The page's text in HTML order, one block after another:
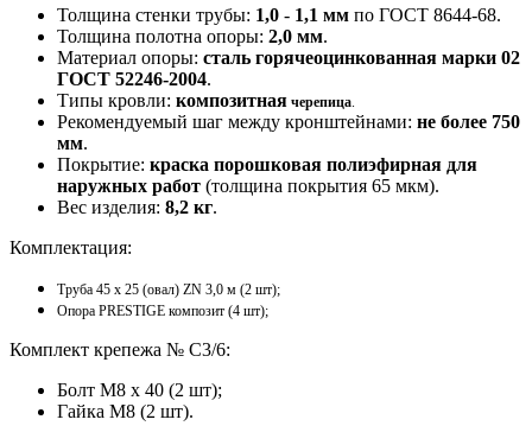
Толщина стенки трубы: 1,0 - 1,1 мм по ГОСТ 8644-68.
Толщина полотна опоры: 2,0 мм.
Материал опоры: сталь горячеоцинкованная марки 02
ГОСТ 52246-2004.
Типы кровли: композитная черепица.
Рекомендуемый шаг между кронштейнами: не более 750
мм.
Покрытие: краска порошковая полиэфирная для
наружных работ (толщина покрытия 65 мкм).
Вес изделия: 8,2 кг.
Комплектация:
Труба 45 x 25 (овал) ZN 3,0 м (2 шт);
Опора PRESTIGE композит (4 шт);
Комплект крепежа № С3/6:
Болт M8 х 40 (2 шт);
Гайка M8 (2 шт).